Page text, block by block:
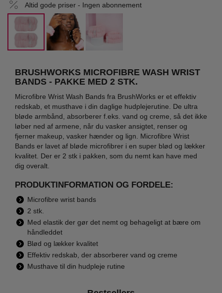
Altid gode priser - Ingen abonnement
BRUSHWORKS MICROFIBRE WASH WRIST
BANDS - PAKKE MED 2 STK.
Microfibre Wrist Wash Bands fra BrushWorks er et effektiv
redskab, et musthave i din daglige hudplejerutine. De ultra
bløde armbånd, absorberer f.eks. vand og creme, så det ikke
løber ned af armene, når du vasker ansigtet, renser og
fjerner makeup, vasker hænder og lign. Microfibre Wrist
Bands er lavet af bløde microfibrer i en super blød og lækker
kvalitet. Der er 2 stk i pakken, som du nemt kan have med
dig overalt.
PRODUKTINFORMATION OG FORDELE:
Microfibre wrist bands
2 stk.
Med elastik der gør det nemt og behageligt at bære om
håndleddet
Blød og lækker kvalitet
Effektiv redskab, der absorberer vand og creme
Musthave til din hudpleje rutine